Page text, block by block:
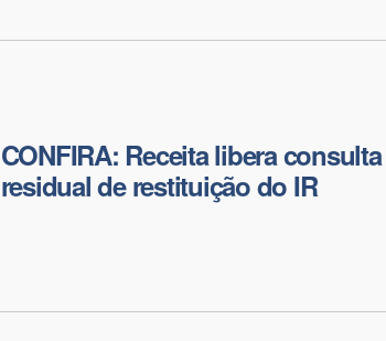
CONFIRA: Receita libera
residual de restituição do IR